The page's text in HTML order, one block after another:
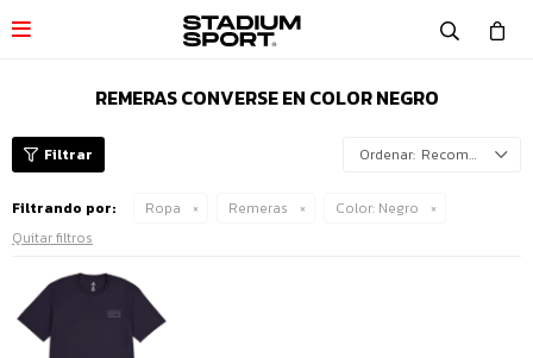

REMERAS CONVERSE EN COLOR NEGRO
Recomendados
Filtrando por: Ropa Remeras Color: Negro
Quitar filtros